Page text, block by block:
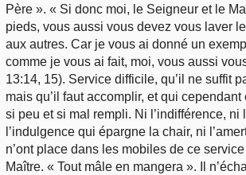
Père ». « Si donc moi, le Seigneur et le
pieds, vous aussi vous devez vous laver
aux autres. Car je vous ai donné un
comme je vous ai fait, moi, vous aussi
13:14, 15). Service difficile, qu’il ne suffit
mais qu’il faut accomplir, et qui
si peu et si mal rempli. Ni l’indifférence, ni
l’indulgence qui épargne la chair, ni
n’ont place dans les mobiles de ce
Maître. « Tout mâle en mangera ». Il